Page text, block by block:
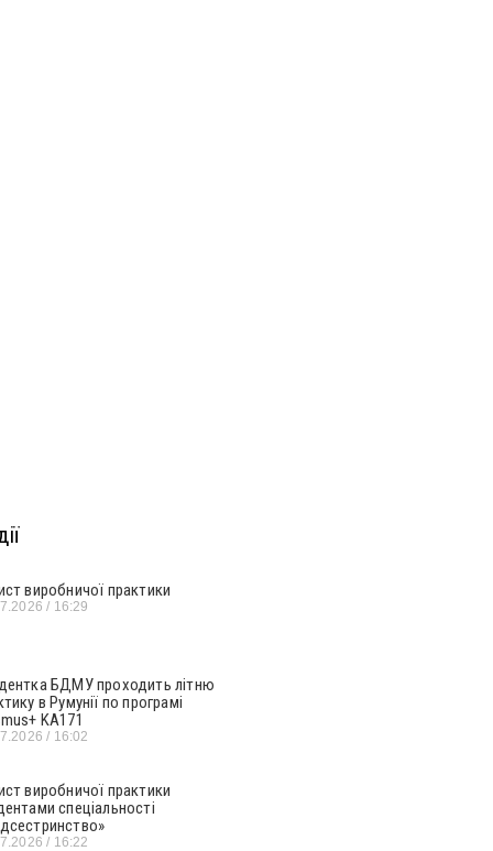
виробничої практики
16:29
БДМУ проходить літню
в Румунії по програмі
KA171
16:02
виробничої практики
спеціальності
16:22